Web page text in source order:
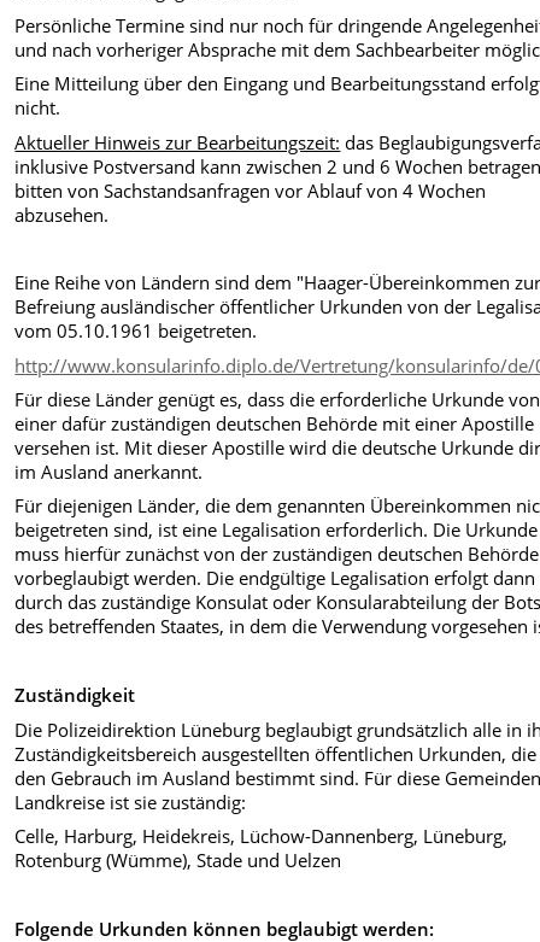
Persönliche Termine sind nur noch für dringende
und nach vorheriger Absprache mit dem Sachbearbeiter
Eine Mitteilung über den Eingang und Bearbeitungsstand
nicht.
Aktueller Hinweis zur Bearbeitungszeit: das
inklusive Postversand kann zwischen 2 und 6 Wochen
bitten von Sachstandsanfragen vor Ablauf von 4 Wochen
abzusehen.
Eine Reihe von Ländern sind dem "Haager-Übereinkommen
Befreiung ausländischer öffentlicher Urkunden von der
vom 05.10.1961 beigetreten.
http://www.konsularinfo.diplo.de/Vertretung/konsularinfo/
Für diese Länder genügt es, dass die erforderliche Urkunde von
einer dafür zuständigen deutschen Behörde mit einer Apostille
versehen ist. Mit dieser Apostille wird die deutsche Urkunde
im Ausland anerkannt.
Für diejenigen Länder, die dem genannten Übereinkommen
beigetreten sind, ist eine Legalisation erforderlich. Die Urkunde
muss hierfür zunächst von der zuständigen deutschen Behörde
vorbeglaubigt werden. Die endgültige Legalisation erfolgt dann
durch das zuständige Konsulat oder Konsularabteilung der
des betreffenden Staates, in dem die Verwendung vorgesehen
Zuständigkeit
Die Polizeidirektion Lüneburg beglaubigt grundsätzlich alle in
Zuständigkeitsbereich ausgestellten öffentlichen Urkunden,
den Gebrauch im Ausland bestimmt sind. Für diese
Landkreise ist sie zuständig:
Celle, Harburg, Heidekreis, Lüchow-Dannenberg, Lüneburg,
Rotenburg (Wümme), Stade und Uelzen
Folgende Urkunden können beglaubigt werden: